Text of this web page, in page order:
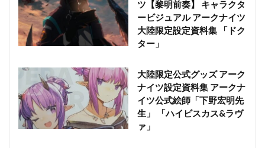
ツ【黎明前奏】 キャラクタ
ービジュアル アークナイツ
大陸限定設定資料集 「ドク
ター」
大陸限定公式グッズ アーク
ナイツ設定資料集 アークナ
イツ公式絵師「下野宏明先
生」 「ハイビスカス&ラヴ
ァ」